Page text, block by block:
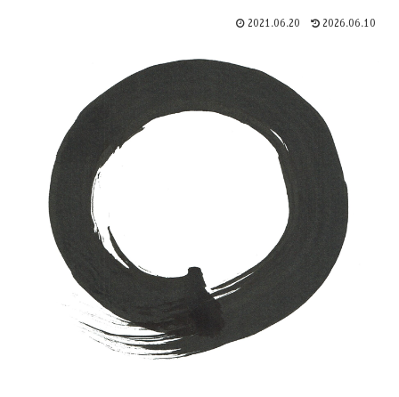
2021.06.20 2026.06.10